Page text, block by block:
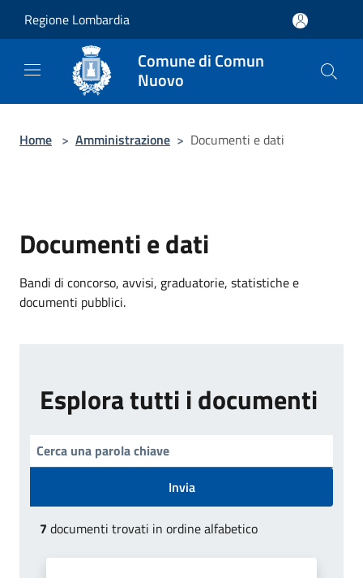
Regione Lombardia
Comune di Comun
Nuovo
Home > Amministrazione > Documenti e dati
Documenti e dati
Bandi di concorso, avvisi, graduatorie, statistiche e
documenti pubblici.
Esplora tutti i documenti
Invia
7 documenti trovati in ordine alfabetico